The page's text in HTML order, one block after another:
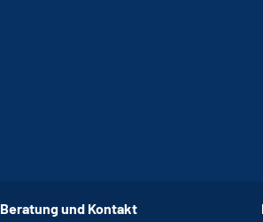
Beratung und Kontakt